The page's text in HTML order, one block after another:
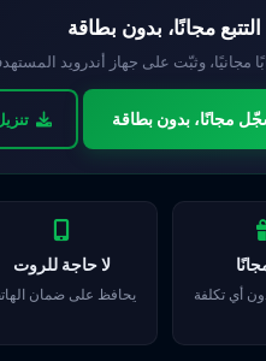
التتبع مجانًا، بدون بطاقة
مجانيًا، وثبّت على جهاز أندرويد
مجانًا، بدون بطاقة
أي تكلفة
لا حاجة للروت
يحافظ على ضمان